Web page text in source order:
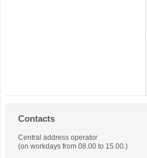
Contacts
Central address operator
(on workdays from 08.00 to 15.00.)